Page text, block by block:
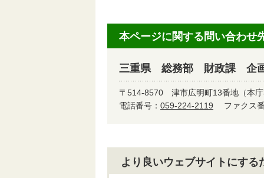
本ページに関する問い合わせ
三重県 総務部 財政課 企画
〒514-8570 津市広明町13番地（本
電話番号： 059-224-2119 ファクス
より良いウェブサイトにす